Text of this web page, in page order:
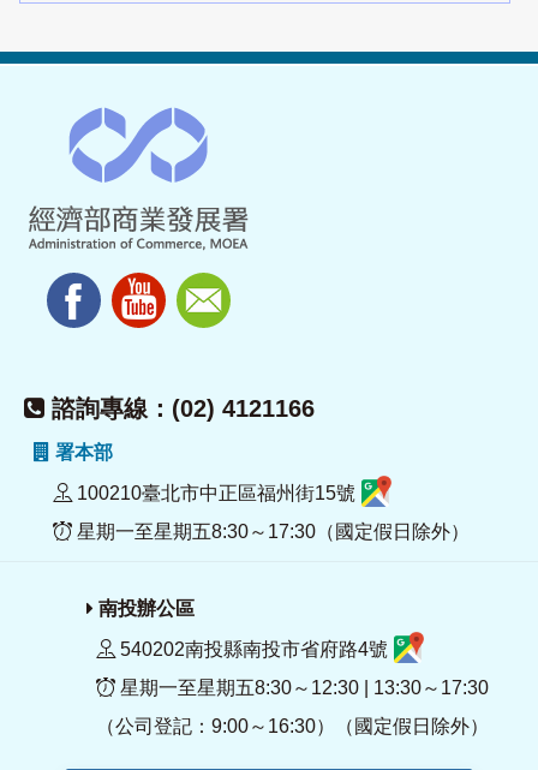
諮詢專線：(02) 4121166
署本部
100210臺北市中正區福州街15號
星期一至星期五8:30～17:30（國定假日除外）
南投辦公區
540202南投縣南投市省府路4號
星期一至星期五8:30～12:30 | 13:30～17:30
（公司登記：9:00～16:30）（國定假日除外）